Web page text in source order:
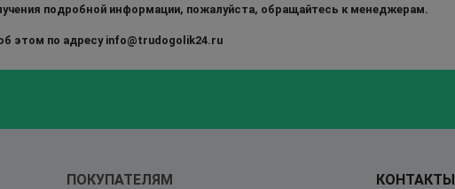
подробной информации, пожалуйста, обращайтесь к менеджерам.
этом по адресу info@trudogolik24.ru
ПОКУПАТЕЛЯМ КОНТАКТЫ